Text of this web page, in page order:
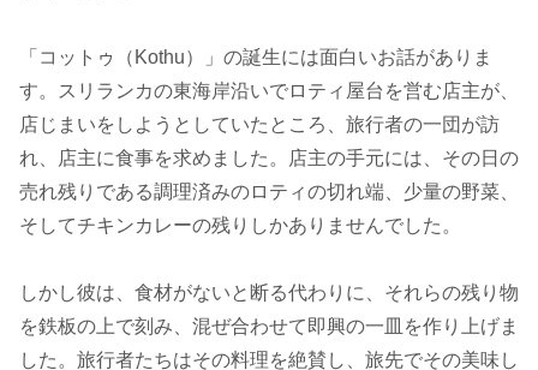
「コットゥ（Kothu）」の誕生には面白いお話がありま
す。スリランカの東海岸沿いでロティ屋台を営む店主が、
店じまいをしようとしていたところ、旅行者の一団が訪
れ、店主に食事を求めました。店主の手元には、その日の
売れ残りである調理済みのロティの切れ端、少量の野菜、
そしてチキンカレーの残りしかありませんでした。
しかし彼は、食材がないと断る代わりに、それらの残り物
を鉄板の上で刻み、混ぜ合わせて即興の一皿を作り上げま
した。旅行者たちはその料理を絶賛し、旅先でその美味し